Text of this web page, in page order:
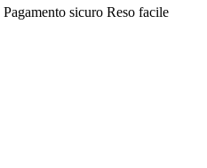
Pagamento sicuro Reso facile